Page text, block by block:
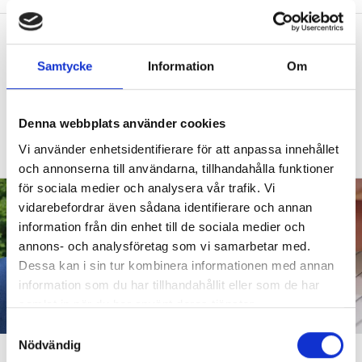
Samtycke Information Om
Denna webbplats använder cookies
Vi använder enhetsidentifierare för att anpassa innehållet
och annonserna till användarna, tillhandahålla funktioner
för sociala medier och analysera vår trafik. Vi
vidarebefordrar även sådana identifierare och annan
information från din enhet till de sociala medier och
annons- och analysföretag som vi samarbetar med.
Dessa kan i sin tur kombinera informationen med annan
information som du har tillhandahållit eller som de har
samlat in när du har använt deras tjänster.
Nödvändig
Nyheter
Lärarna om hoppet – och farorna med
nya betygen
om kommande betygssystemet:
”Bedömningsråd? Jag får ont i magen”.